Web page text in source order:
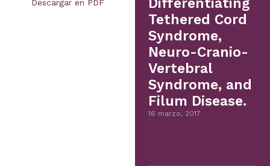
Descargar en PDF
Differentiating
Tethered Cord
Syndrome,
Neuro-Cranio-
Vertebral
Syndrome, and
Filum Disease.
16 marzo, 2017